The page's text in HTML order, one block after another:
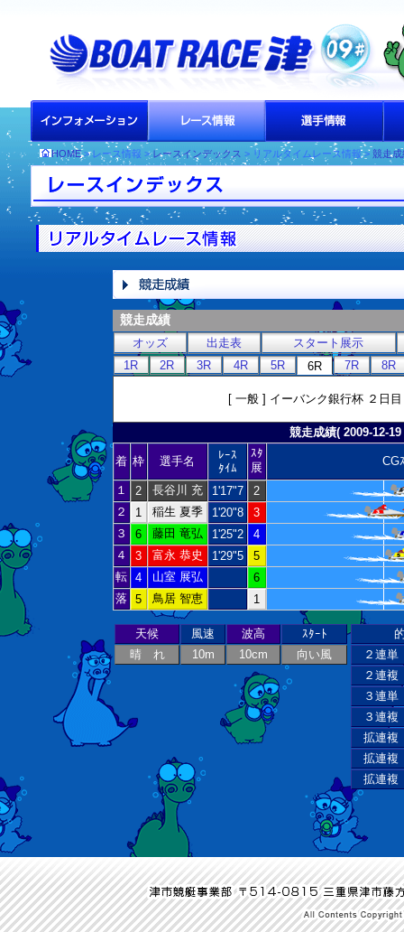
HOME> レース情報 >レースインデックス > リアルタイムレース情報 >競走成
競走成績
オッズ 出走表
スタート展示
1R
2R 3R 4R 5R 6R 7R 8R
[ 一般 ] イーバンク銀行杯 ２
競走成績( 2009-12-19
着 枠 選手名
ﾚｰｽ
ﾀｲﾑ
ｽﾀ
展
CG
１ 2 長谷川 充 1'17"7
2
２
1 稲生 夏季 1'20"8
3
３
6 藤田 竜弘 1'25"2
4
４
3 富永 恭史 1'29"5
5
転 4 山室 展弘
6
落
5 鳥居 智恵 1
天候 風速 波高
ｽﾀｰﾄ
晴 れ
10m 10cm 向い風
２連単
２連複
３連単
３連複
拡連複
拡連複
拡連複